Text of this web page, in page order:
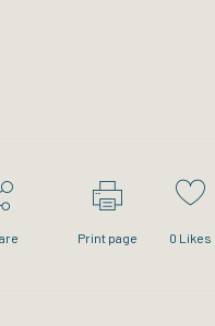
Print page 0 Likes